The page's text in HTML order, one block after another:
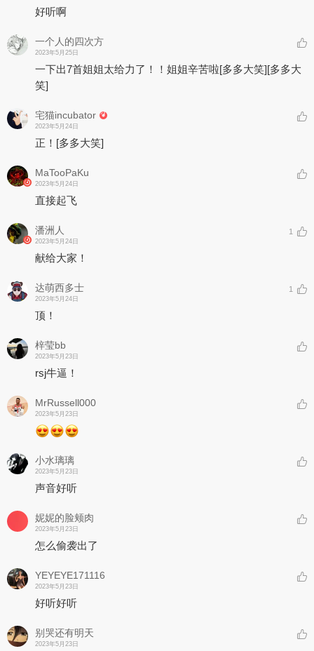
好听啊
一个人的四次方
2023年5月25日
一下出7首姐姐太给力了！！姐姐辛苦啦[多多大笑][多多大
笑]
宅猫incubator
2023年5月24日
正！ [多多大笑]
MaTooPaKu
2023年5月24日
直接起飞
潘洲人
2023年5月24日
1
献给大家！
达萌西多士
2023年5月24日
1
顶！
梓莹bb
2023年5月23日
rsj牛逼！
MrRussell000
2023年5月23日
小水璃璃
2023年5月23日
声音好听
妮妮的脸颊肉
2023年5月23日
怎么偷袭出了
YEYEYE171116
2023年5月23日
好听好听
别哭还有明天
2023年5月23日